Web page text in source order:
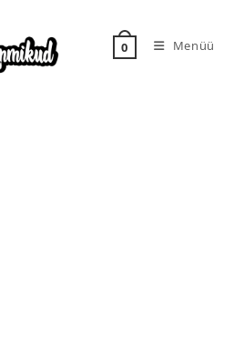
0 Menüü